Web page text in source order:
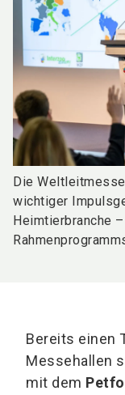
Die
wichtiger
Heimtierbranche
Bereits einen
Messehallen
mit dem